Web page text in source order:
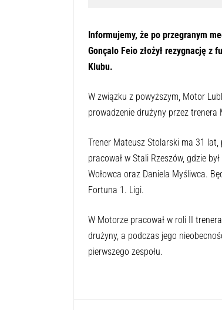
Informujemy, że po przegranym
Gonçalo Feio złożył rezygnację z
Klubu.
W związku z powyższym, Motor
prowadzenie drużyny przez trenera
Trener Mateusz Stolarski ma 31 lat,
pracował w Stali Rzeszów, gdzie
Wołowca oraz Daniela Myśliwca.
Fortuna 1. Ligi.
W Motorze pracował w roli II
drużyny, a podczas jego
pierwszego zespołu.